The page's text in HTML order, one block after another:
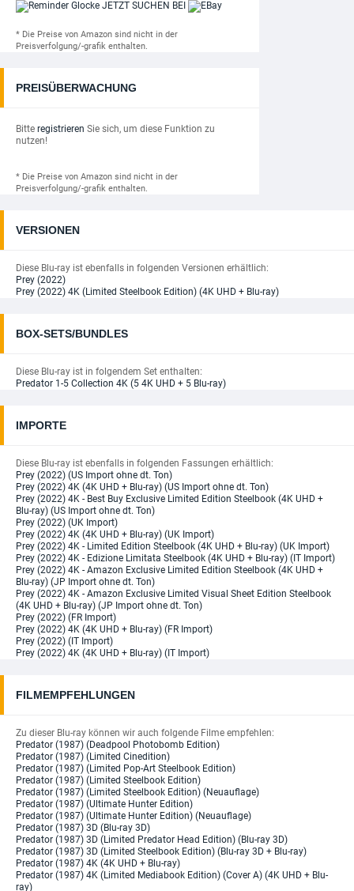
JETZT SUCHEN BEI
* Die Preise von Amazon sind nicht in der
Preisverfolgung/-grafik enthalten.
PREISÜBERWACHUNG
Bitte registrieren Sie sich, um diese Funktion zu
nutzen!
* Die Preise von Amazon sind nicht in der
Preisverfolgung/-grafik enthalten.
VERSIONEN
Diese Blu-ray ist ebenfalls in folgenden Versionen erhältlich:
Prey (2022)
Prey (2022) 4K (Limited Steelbook Edition) (4K UHD + Blu-ray)
BOX-SETS/BUNDLES
Diese Blu-ray ist in folgendem Set enthalten:
Predator 1-5 Collection 4K (5 4K UHD + 5 Blu-ray)
IMPORTE
Diese Blu-ray ist ebenfalls in folgenden Fassungen erhältlich:
Prey (2022) (US Import ohne dt. Ton)
Prey (2022) 4K (4K UHD + Blu-ray) (US Import ohne dt. Ton)
Prey (2022) 4K - Best Buy Exclusive Limited Edition Steelbook (4K UHD +
Blu-ray) (US Import ohne dt. Ton)
Prey (2022) (UK Import)
Prey (2022) 4K (4K UHD + Blu-ray) (UK Import)
Prey (2022) 4K - Limited Edition Steelbook (4K UHD + Blu-ray) (UK Import)
Prey (2022) 4K - Edizione Limitata Steelbook (4K UHD + Blu-ray) (IT Import)
Prey (2022) 4K - Amazon Exclusive Limited Edition Steelbook (4K UHD +
Blu-ray) (JP Import ohne dt. Ton)
Prey (2022) 4K - Amazon Exclusive Limited Visual Sheet Edition Steelbook
(4K UHD + Blu-ray) (JP Import ohne dt. Ton)
Prey (2022) (FR Import)
Prey (2022) 4K (4K UHD + Blu-ray) (FR Import)
Prey (2022) (IT Import)
Prey (2022) 4K (4K UHD + Blu-ray) (IT Import)
FILMEMPFEHLUNGEN
Zu dieser Blu-ray können wir auch folgende Filme empfehlen:
Predator (1987) (Deadpool Photobomb Edition)
Predator (1987) (Limited Cinedition)
Predator (1987) (Limited Pop-Art Steelbook Edition)
Predator (1987) (Limited Steelbook Edition)
Predator (1987) (Limited Steelbook Edition) (Neuauflage)
Predator (1987) (Ultimate Hunter Edition)
Predator (1987) (Ultimate Hunter Edition) (Neuauflage)
Predator (1987) 3D (Blu-ray 3D)
Predator (1987) 3D (Limited Predator Head Edition) (Blu-ray 3D)
Predator (1987) 3D (Limited Steelbook Edition) (Blu-ray 3D + Blu-ray)
Predator (1987) 4K (4K UHD + Blu-ray)
Predator (1987) 4K (Limited Mediabook Edition) (Cover A) (4K UHD + Blu-
ray)